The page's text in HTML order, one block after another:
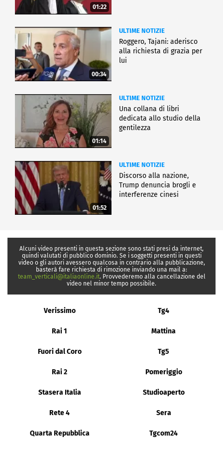
01:22
00:34
ULTIME NOTIZIE
Roggero, Tajani: aderisco
alla richiesta di grazia per
lui
01:14
ULTIME NOTIZIE
Una collana di libri
dedicata allo studio della
gentilezza
01:52
ULTIME NOTIZIE
Discorso alla nazione,
Trump denuncia brogli e
interferenze cinesi
Alcuni video presenti in questa sezione sono stati presi da internet,
quindi valutati di pubblico dominio. Se i soggetti presenti in questi
video o gli autori avessero qualcosa in contrario alla pubblicazione,
basterà fare richiesta di rimozione inviando una mail a:
team_verticali@italiaonline.it. Provvederemo alla cancellazione del
video nel minor tempo possibile.
Verissimo Tg4
Rai 1 Mattina
Fuori dal Coro Tg5
Rai 2 Pomeriggio
Stasera Italia Studioaperto
Rete 4 Sera
Quarta Repubblica Tgcom24